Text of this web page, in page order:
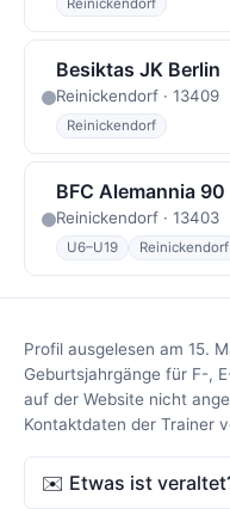
Reinickendorf
Besiktas JK Berlin
Reinickendorf · 13409
Reinickendorf
BFC Alemannia 90
Reinickendorf · 13403
U6–U19 Reinickendorf
Profil ausgelesen am 15.
Geburtsjahrgänge für F-,
auf der Website nicht
Kontaktdaten der Trainer
✉️ Etwas ist